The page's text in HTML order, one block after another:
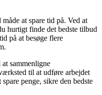
at spare tid på. Ved at
hurtigt finde det bedste tilbud
på at besøge flere
sammenligne
til at udføre arbejdet
penge, sikre den bedste